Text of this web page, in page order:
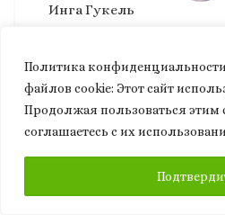
Политика
файлов сookie: Этот сайт
Продолжая пользоваться этим
соглашаетесь с их
Инга Гукель
ВАМ ТАКЖЕ МОЖЕТ
ПОНРАВИТЬСЯ